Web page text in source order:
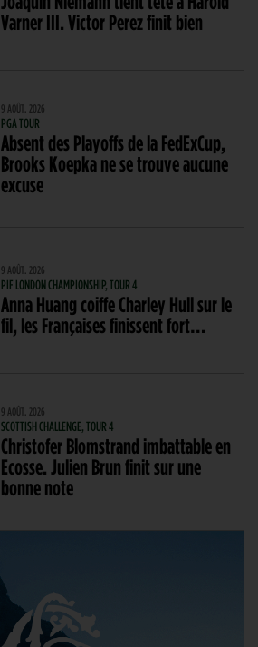
Varner III. Victor Perez finit bien
9 AOÛT. 2026
PGA TOUR
Absent des Playoffs de la FedExCup,
Brooks Koepka ne se trouve aucune
excuse
9 AOÛT. 2026
PIF LONDON CHAMPIONSHIP, TOUR 4
Anna Huang coiffe Charley Hull sur le
fil, les Françaises finissent fort…
9 AOÛT. 2026
SCOTTISH CHALLENGE, TOUR 4
Christofer Blomstrand imbattable en
Ecosse. Julien Brun finit sur une
bonne note